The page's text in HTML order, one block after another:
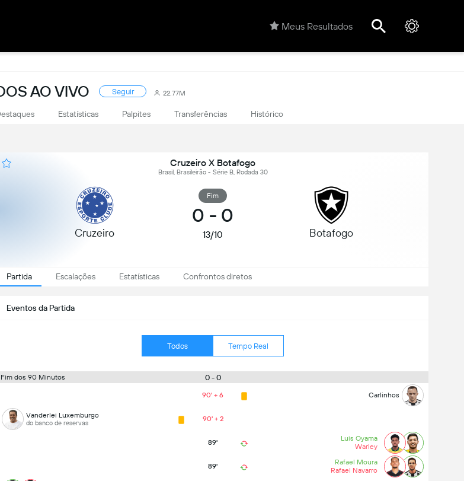
Meus Resultados
AO VIVO Seguir 22.77M
Estatísticas Palpites Transferências Histórico
Cruzeiro X Botafogo
Brasil, Brasileirão - Série B, Rodada 30
Cruzeiro
Fim
0 - 0
13/10 Botafogo
Partida Escalações Estatísticas Confrontos diretos
Eventos da Partida
Todos Tempo Real
Fim dos 90 Minutos 0 - 0
90' + 6 Carlinhos
Vanderlei Luxemburgo
do banco de reservas 90' + 2
89'
Luis Oyama
Warley
89'
Rafael Moura
Rafael Navarro